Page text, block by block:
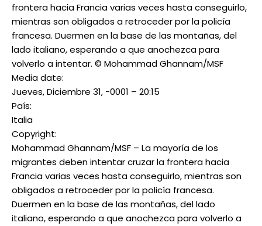
frontera hacia Francia varias veces hasta conseguirlo,
mientras son obligados a retroceder por la policía
francesa. Duermen en la base de las montañas, del
lado italiano, esperando a que anochezca para
volverlo a intentar. © Mohammad Ghannam/MSF
Media date:
Jueves, Diciembre 31, -0001 – 20:15
País:
Italia
Copyright:
Mohammad Ghannam/MSF – La mayoría de los
migrantes deben intentar cruzar la frontera hacia
Francia varias veces hasta conseguirlo, mientras son
obligados a retroceder por la policía francesa.
Duermen en la base de las montañas, del lado
italiano, esperando a que anochezca para volverlo a